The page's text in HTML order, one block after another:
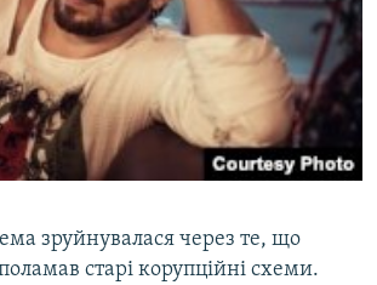
зруйнувалася через те, що
старі корупційні схеми.